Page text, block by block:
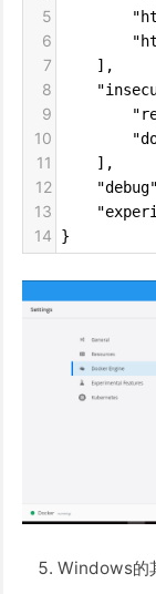
5
6
7
    ],
8
9
10
11
    ],
12
13
14 }
Windows的